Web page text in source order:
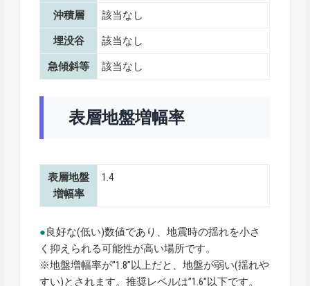
沖積層 該当なし
埋没谷 該当なし
急傾斜等 該当なし
表層地盤増幅率
表層地盤
増幅率
1.4
●良好な(低い)数値であり、地震時の揺れを小さ
く抑えられる可能性が高い場所です。
※地盤増幅率が”1.8”以上だと、地盤が弱い(揺れや
すい)とされます。推奨レベルは”1.6”以下です。